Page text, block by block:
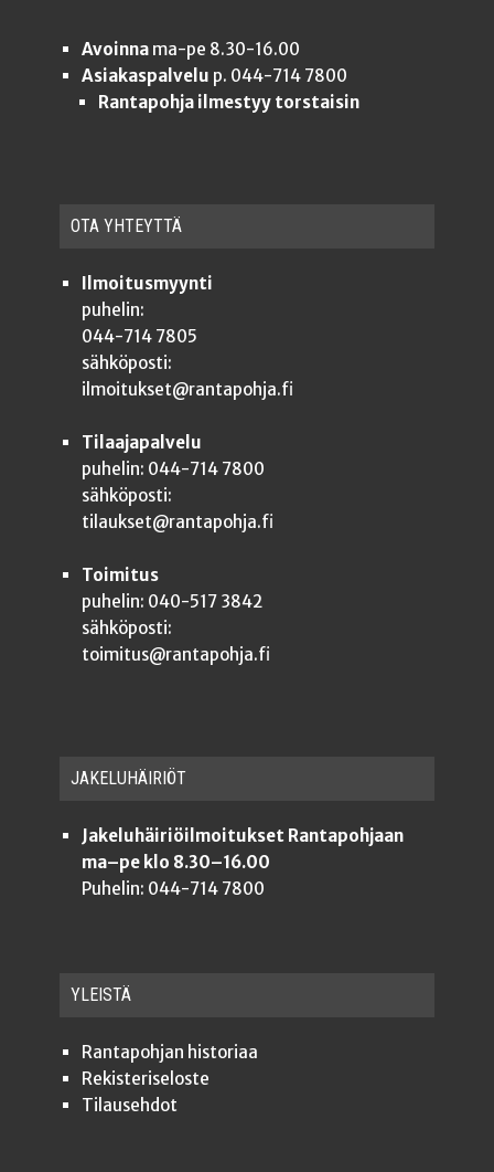
Avoinnama-pe 8.30-16.00
Asiakaspalvelu p. 044-714 7800
Rantapohja ilmestyy torstaisin
OTA YHTEYT­TÄ
Ilmoitusmyynti
puhelin:
044-714 7805
sähköposti:
ilmoitukset@rantapohja.fi
Tilaajapalvelu
puhelin: 044-714 7800
sähköposti:
tilaukset@rantapohja.fi
Toimitus
puhelin: 040-517 3842
sähköposti:
toimitus@rantapohja.fi
JAKE­LU­HÄI­RIÖT
Jakeluhäiriöilmoitukset Rantapohjaan
ma–pe klo 8.30–16.00
Puhelin: 044-714 7800
YLEISTÄ
Ran­ta­poh­jan historiaa
Rekis­te­ri­se­los­te
Tilauseh­dot